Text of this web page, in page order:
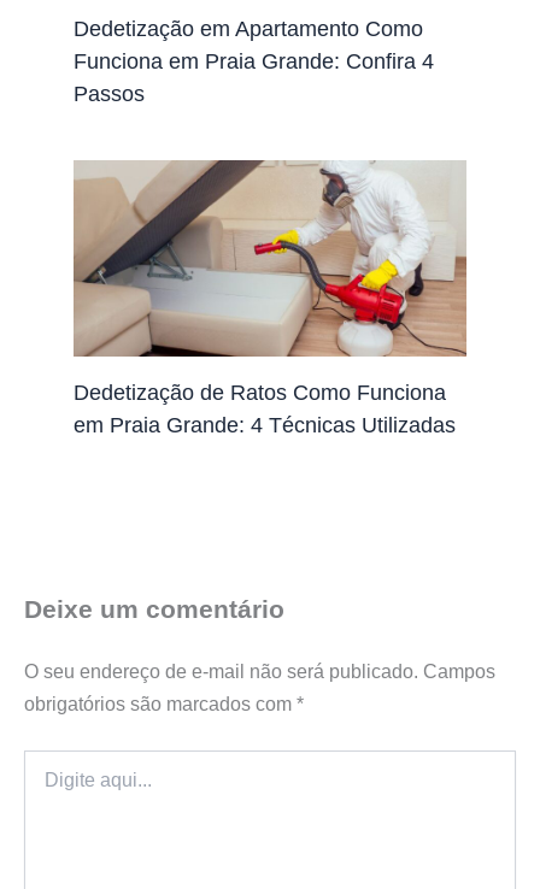
Dedetização em Apartamento Como
Funciona em Praia Grande: Confira 4
Passos
Dedetização de Ratos Como Funciona
em Praia Grande: 4 Técnicas Utilizadas
Deixe um comentário
O seu endereço de e-mail não será publicado. Campos
obrigatórios são marcados com *
aqui...